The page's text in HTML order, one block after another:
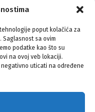
poput kolačića za
sa ovim
podatke kao što su
na ovoj veb lokaciji.
uticati na određene
Bošnjaka